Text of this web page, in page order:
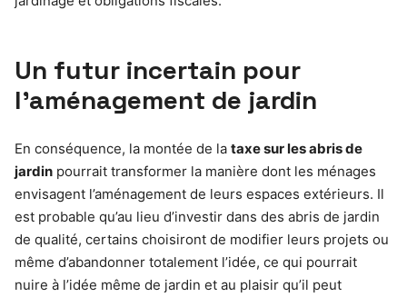
Un futur incertain pour
l’aménagement de jardin
En conséquence, la montée de la taxe sur les abris de
jardin pourrait transformer la manière dont les ménages
envisagent l’aménagement de leurs espaces extérieurs. Il
est probable qu’au lieu d’investir dans des abris de jardin
de qualité, certains choisiront de modifier leurs projets ou
même d’abandonner totalement l’idée, ce qui pourrait
nuire à l’idée même de jardin et au plaisir qu’il peut